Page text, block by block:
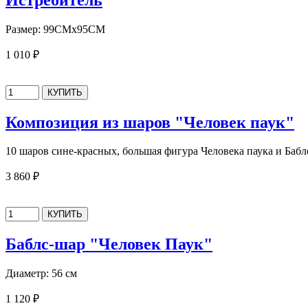
Размер: 99СМх95СМ
1 010 ₽
Композиция из шаров "Человек паук"
10 шаров сине-красных, большая фигура Человека паука и
3 860 ₽
Баблс-шар "Человек Паук"
Диаметр: 56 см
1 120 ₽